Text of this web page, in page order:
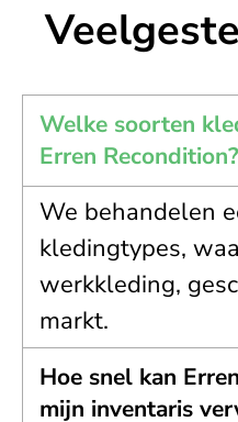
Welke soorten
Erren Recondition?
We behandelen
kledingtypes,
werkkleding,
markt.
Hoe snel kan
mijn inventaris